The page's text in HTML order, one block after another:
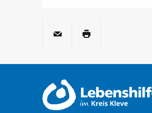
per E-MailSeite drucken